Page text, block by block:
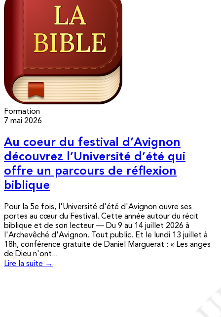
Formation
7 mai 2026
Au coeur du festival d’Avignon
découvrez l’Université d’été qui
offre un parcours de réflexion
biblique
Pour la 5e fois, l'Université d'été d'Avignon ouvre ses
portes au cœur du Festival. Cette année autour du récit
biblique et de son lecteur — Du 9 au 14 juillet 2026 à
l'Archevêché d'Avignon. Tout public. Et le lundi 13 juillet à
18h, conférence gratuite de Daniel Marguerat : « Les anges
de Dieu n'ont...
Lire la suite →